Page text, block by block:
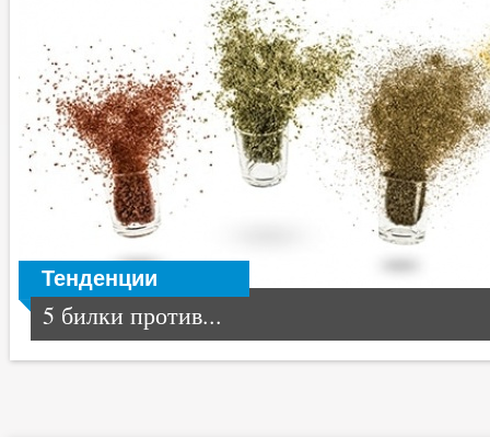
Тенденции
5 билки против...